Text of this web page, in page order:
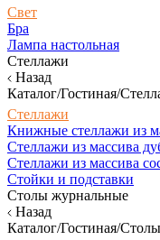
Свет
Бра
Лампа настольная
Стеллажи
Назад
Каталог/Гостиная/
Стеллажи
Книжные стеллажи из
Стеллажи из массива
Стеллажи из массива
Стойки и подставки
Столы журнальные
Назад
Каталог/Гостиная/